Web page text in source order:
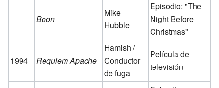
Boon
Mike
Hubble
Episodio: "The
Night Before
Christmas"
1994 Requiem Apache
Hamish /
Conductor
de fuga
Película de
televisión